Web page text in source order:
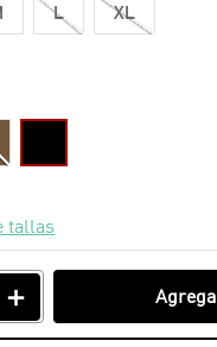
L XL
tallas
＋